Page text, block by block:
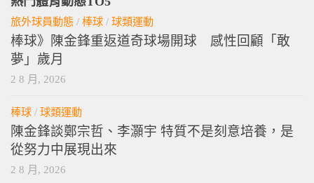
熱門體育動態TO5
旅外球員動態 / 棒球 / 球類運動
棒球》陳金鋒重返道奇球場開球 感性回顧「敢
夢」歲月
2 8 月, 2026
棒球 / 球類運動
陳金鋒談鄭宗哲、李灝宇 特質不是刻意培養，是
從努力中展現出來
2 8 月, 2026